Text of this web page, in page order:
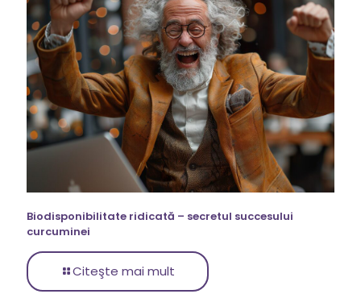
Biodisponibilitate ridicată – secretul succesului
curcuminei
Citeşte mai mult